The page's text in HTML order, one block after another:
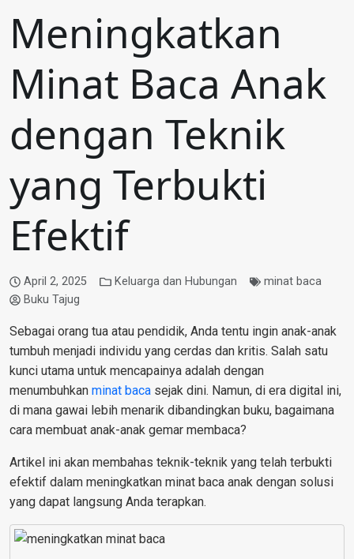
Meningkatkan
Minat Baca Anak
dengan Teknik
yang Terbukti
Efektif
April 2, 2025 Keluarga dan Hubungan
minat baca
Buku Tajug
Sebagai orang tua atau pendidik, Anda tentu ingin anak-anak
tumbuh menjadi individu yang cerdas dan kritis. Salah satu
kunci utama untuk mencapainya adalah dengan
menumbuhkan minat baca sejak dini. Namun, di era digital ini,
di mana gawai lebih menarik dibandingkan buku, bagaimana
cara membuat anak-anak gemar membaca?
Artikel ini akan membahas teknik-teknik yang telah terbukti
efektif dalam meningkatkan minat baca anak dengan solusi
yang dapat langsung Anda terapkan.